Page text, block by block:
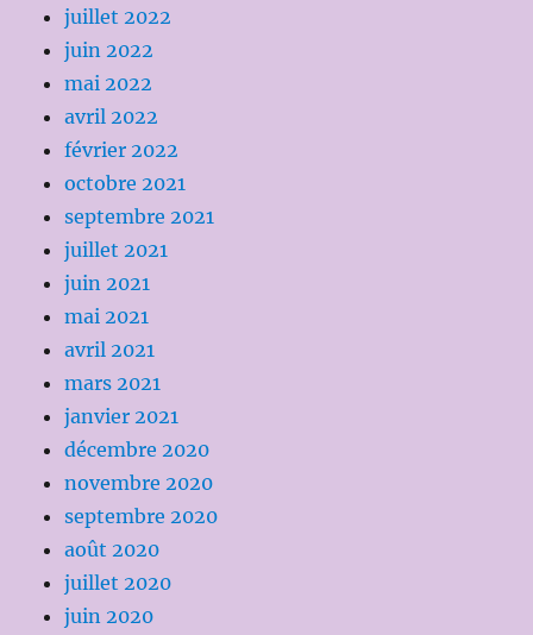
juillet 2022
juin 2022
mai 2022
avril 2022
février 2022
octobre 2021
septembre 2021
juillet 2021
juin 2021
mai 2021
avril 2021
mars 2021
janvier 2021
décembre 2020
novembre 2020
septembre 2020
août 2020
juillet 2020
juin 2020